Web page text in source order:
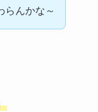
らんかな～